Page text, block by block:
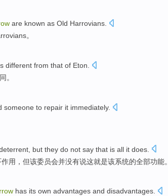
are known as Old Harrovians
。
different from that of Eton
。
someone to repair it immediately.
but they do not say that is all it does
作用 ， 但该委员会并没有说这就是该系统的全部功能。
has its own advantages and disadvantages.